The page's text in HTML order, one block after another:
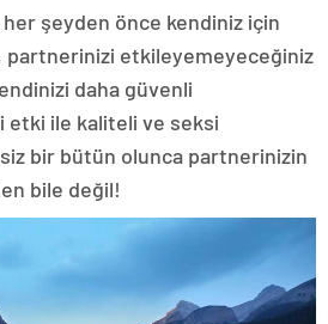
her şeyden önce kendiniz için
partnerinizi etkileyemeyeceğiniz
daha güvenli
ile kaliteli ve seksi
siz bir bütün olunca partnerinizin
bile değil!